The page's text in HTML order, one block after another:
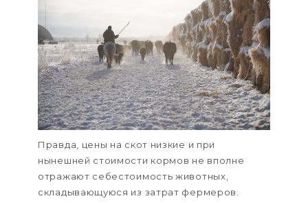
Правда, цены на скот низкие и при
нынешней стоимости кормов не вполне
отражают себестоимость животных,
складывающуюся из затрат фермеров.